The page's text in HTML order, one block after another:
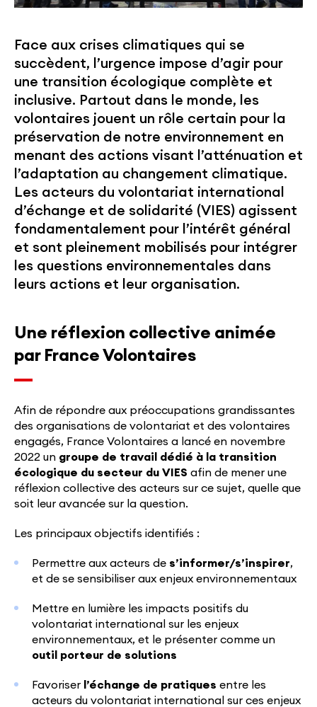
Face aux crises climatiques qui se
succèdent, l’urgence impose d’agir pour
une transition écologique complète et
inclusive. Partout dans le monde, les
volontaires jouent un rôle certain pour la
préservation de notre environnement en
menant des actions visant l’atténuation et
l’adaptation au changement climatique.
Les acteurs du volontariat international
d’échange et de solidarité (VIES) agissent
fondamentalement pour l’intérêt général
et sont pleinement mobilisés pour intégrer
les questions environnementales dans
leurs actions et leur organisation.
Une réflexion collective animée
par France Volontaires
Afin de répondre aux préoccupations grandissantes
des organisations de volontariat et des volontaires
engagés, France Volontaires a lancé en novembre
2022 un groupe de travail dédié à la transition
écologique du secteur du VIES afin de mener une
réflexion collective des acteurs sur ce sujet, quelle que
soit leur avancée sur la question.
Les principaux objectifs identifiés :
Permettre aux acteurs de s’informer/s’inspirer,
et de se sensibiliser aux enjeux environnementaux
Mettre en lumière les impacts positifs du
volontariat international sur les enjeux
environnementaux, et le présenter comme un
outil porteur de solutions
Favoriser l’échange de pratiques entre les
acteurs du volontariat international sur ces enjeux